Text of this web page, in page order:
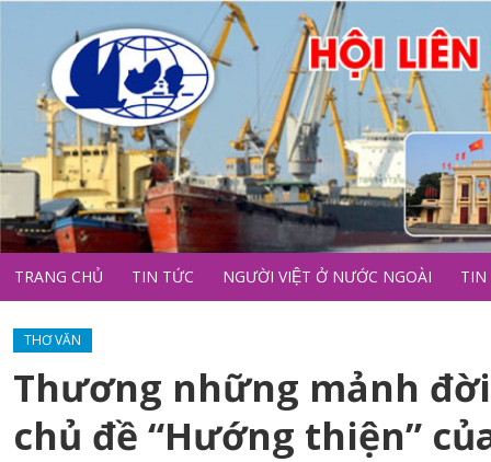
TRANG CHỦ TIN TỨC NGƯỜI VIỆT Ở NƯỚC NGOÀI TIN
THƠ VĂN
Thương những mảnh
chủ đề “Hướng thiện”